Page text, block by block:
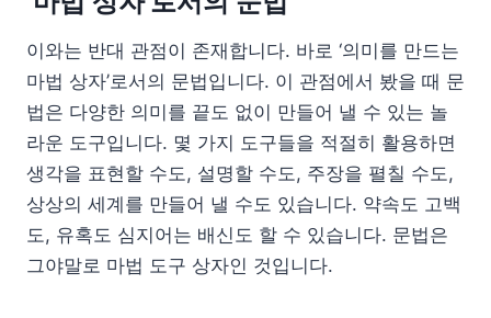
이와는 반대 관점이 존재합니다. 바로 ‘의미를 만드는
마법 상자’로서의 문법입니다. 이 관점에서 봤을 때 문
법은 다양한 의미를 끝도 없이 만들어 낼 수 있는 놀
라운 도구입니다. 몇 가지 도구들을 적절히 활용하면
생각을 표현할 수도, 설명할 수도, 주장을 펼칠 수도,
상상의 세계를 만들어 낼 수도 있습니다. 약속도 고백
도, 유혹도 심지어는 배신도 할 수 있습니다. 문법은
그야말로 마법 도구 상자인 것입니다.